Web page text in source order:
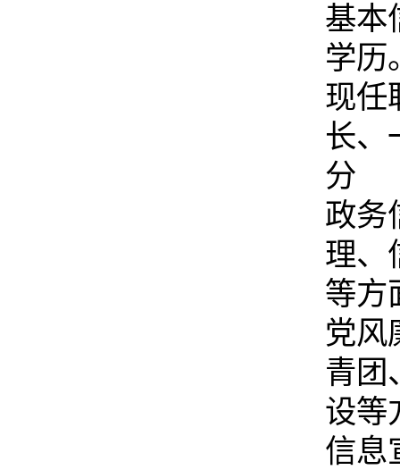
基本
学历
现任
长、
分
政务
理、
等方
党风
青团
设等
信息